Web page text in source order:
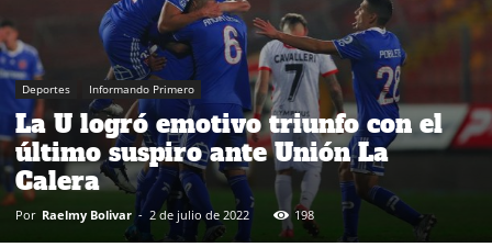
Deportes Informando Primero
La U logró emotivo triunfo con el
último suspiro ante Unión La
Calera
Por Raelmy Bolivar - 2 de julio de 2022 198